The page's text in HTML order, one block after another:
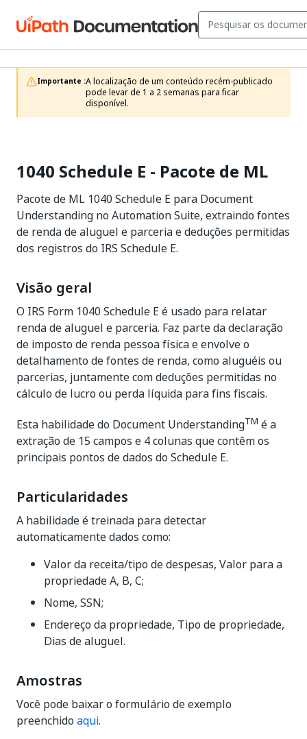
Importante :A localização de um conteúdo recém-publicado
pode levar de 1 a 2 semanas para ficar
disponível.
1040 Schedule E - Pacote de ML
Pacote de ML 1040 Schedule E para Document
Understanding no Automation Suite, extraindo fontes
de renda de aluguel e parceria e deduções permitidas
dos registros do IRS Schedule E.
Visão geral
O IRS Form 1040 Schedule E é usado para relatar
renda de aluguel e parceria. Faz parte da declaração
de imposto de renda pessoa física e envolve o
detalhamento de fontes de renda, como aluguéis ou
parcerias, juntamente com deduções permitidas no
cálculo de lucro ou perda líquida para fins fiscais.
Esta habilidade do Document UnderstandingTM é a
extração de 15 campos e 4 colunas que contêm os
principais pontos de dados do Schedule E.
Particularidades
A habilidade é treinada para detectar
automaticamente dados como:
Valor da receita/tipo de despesas, Valor para a
propriedade A, B, C;
Nome, SSN;
Endereço da propriedade, Tipo de propriedade,
Dias de aluguel.
Amostras
Você pode baixar o formulário de exemplo
preenchido aqui.